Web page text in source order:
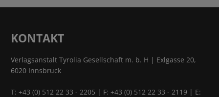
KONTAKT
Verlagsanstalt Tyrolia Gesellschaft m. b. H | Exlgasse 20,
6020 Innsbruck
T:+43 (0) 512 22 33 - 2205 | F: +43 (0) 512 22 33 - 2119 | E: